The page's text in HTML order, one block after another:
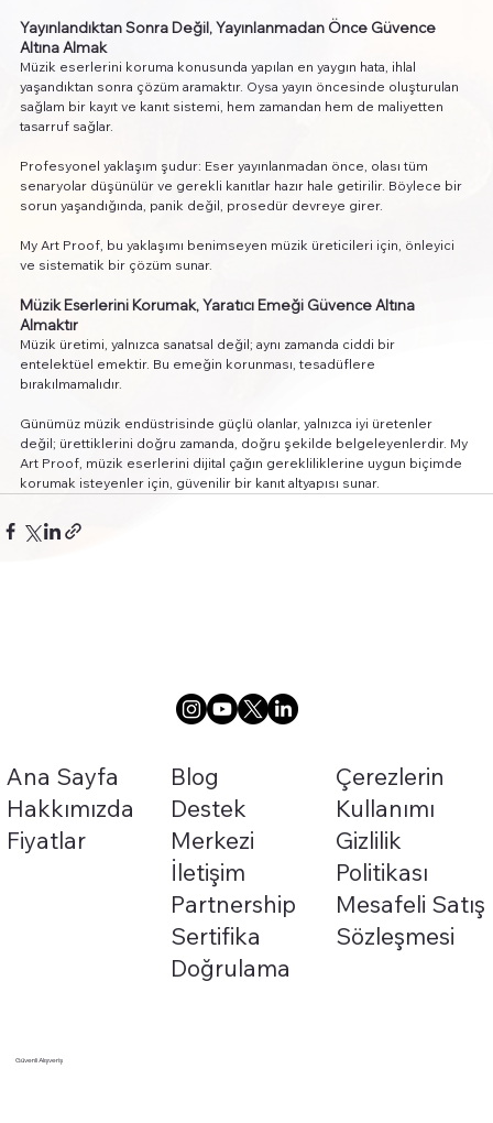
Yayınlandıktan Sonra Değil, Yayınlanmadan Önce Güvence
Altına Almak
Müzik eserlerini koruma konusunda yapılan en yaygın hata, ihlal
yaşandıktan sonra çözüm aramaktır. Oysa yayın öncesinde oluşturulan
sağlam bir kayıt ve kanıt sistemi, hem zamandan hem de maliyetten
tasarruf sağlar.
Profesyonel yaklaşım şudur: Eser yayınlanmadan önce, olası tüm
senaryolar düşünülür ve gerekli kanıtlar hazır hale getirilir. Böylece bir
sorun yaşandığında, panik değil, prosedür devreye girer.
My Art Proof, bu yaklaşımı benimseyen müzik üreticileri için, önleyici
ve sistematik bir çözüm sunar.
Müzik Eserlerini Korumak, Yaratıcı Emeği Güvence Altına
Almaktır
Müzik üretimi, yalnızca sanatsal değil; aynı zamanda ciddi bir
entelektüel emektir. Bu emeğin korunması, tesadüflere
bırakılmamalıdır.
Günümüz müzik endüstrisinde güçlü olanlar, yalnızca iyi üretenler
değil; ürettiklerini doğru zamanda, doğru şekilde belgeleyenlerdir. My
Art Proof, müzik eserlerini dijital çağın gerekliliklerine uygun biçimde
korumak isteyenler için, güvenilir bir kanıt altyapısı sunar.
Ana Sayfa
Hakkımızda
Fiyatlar
Blog
Destek
Merkezi
İletişim
Partnership
Sertifika
Doğrulama
Çerezlerin
Kullanımı
Gizlilik
Politikası
Mesafeli Satış
Sözleşmesi
Güvenli Alışveriş